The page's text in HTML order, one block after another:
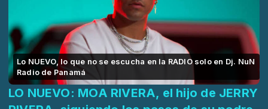
Lo NUEVO, lo que no se escucha en la RADIO solo en Dj. NuN
Radio de Panamá
LO NUEVO: MOA RIVERA, el hijo de JERRY